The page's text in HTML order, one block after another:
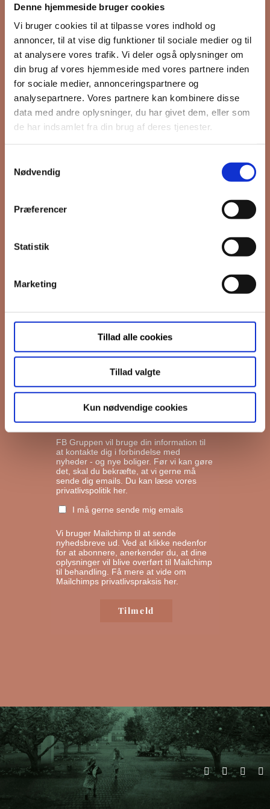
Denne hjemmeside bruger cookies
Vi bruger cookies til at tilpasse vores indhold og
annoncer, til at vise dig funktioner til sociale medier og til
at analysere vores trafik. Vi deler også oplysninger om
din brug af vores hjemmeside med vores partnere inden
for sociale medier, annonceringspartnere og
analysepartnere. Vores partnere kan kombinere disse
data med andre oplysninger, du har givet dem, eller som
de har indsamlet fra din brug af deres tjenester.
Nødvendig
Præferencer
Statistik
Marketing
Tillad alle cookies
Tillad valgte
Kun nødvendige cookies
nyhedsbrev
Hold dig opdateret på hvad der sker
på Grønttorvet. I vores nyhedsbrev
sender vi blandt andet invitation til
VIP Åbent Hus, når vi sætter nye
boliger til salg og udlejning, så du
Interesseret i
Ejerboliger
Lejeboliger
Andelsboliger
Markedsføringstilladelse
FB Gruppen vil bruge din information til
at kontakte dig i forbindelse med
nyheder - og nye boliger. Før vi kan gøre
det, skal du bekræfte, at vi gerne må
sende dig emails. Du kan læse vores
privatlivspolitik her.
I må gerne sende mig emails
Vi bruger Mailchimp til at sende
nyhedsbreve ud. Ved at klikke nedenfor
for at abonnere, anerkender du, at dine
oplysninger vil blive overført til Mailchimp
til behandling. Få mere at vide om
Mailchimps privatlivspraksis her.